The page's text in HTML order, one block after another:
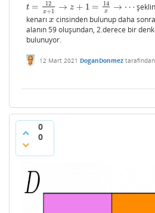
t = 12
x+1 → z + 1 = 14
x → ⋯
t=12 x+1→z+ 1= 14 x→⋯
kenarı x
x cinsinden bulunup daha
alanın 59 oluşundan, 2.derece bir
bulunuyor.
12 Mart 2021 DoganDonmez tarafından
0
0